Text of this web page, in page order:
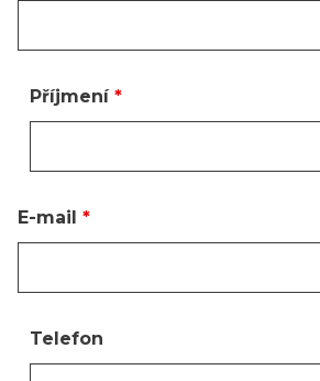
Příjmení *
E-mail *
Telefon